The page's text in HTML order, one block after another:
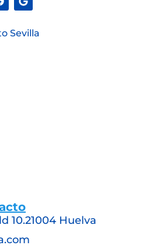
Sevilla
10.21004 Huelva